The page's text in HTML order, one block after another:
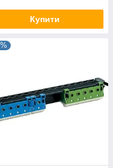
Купити